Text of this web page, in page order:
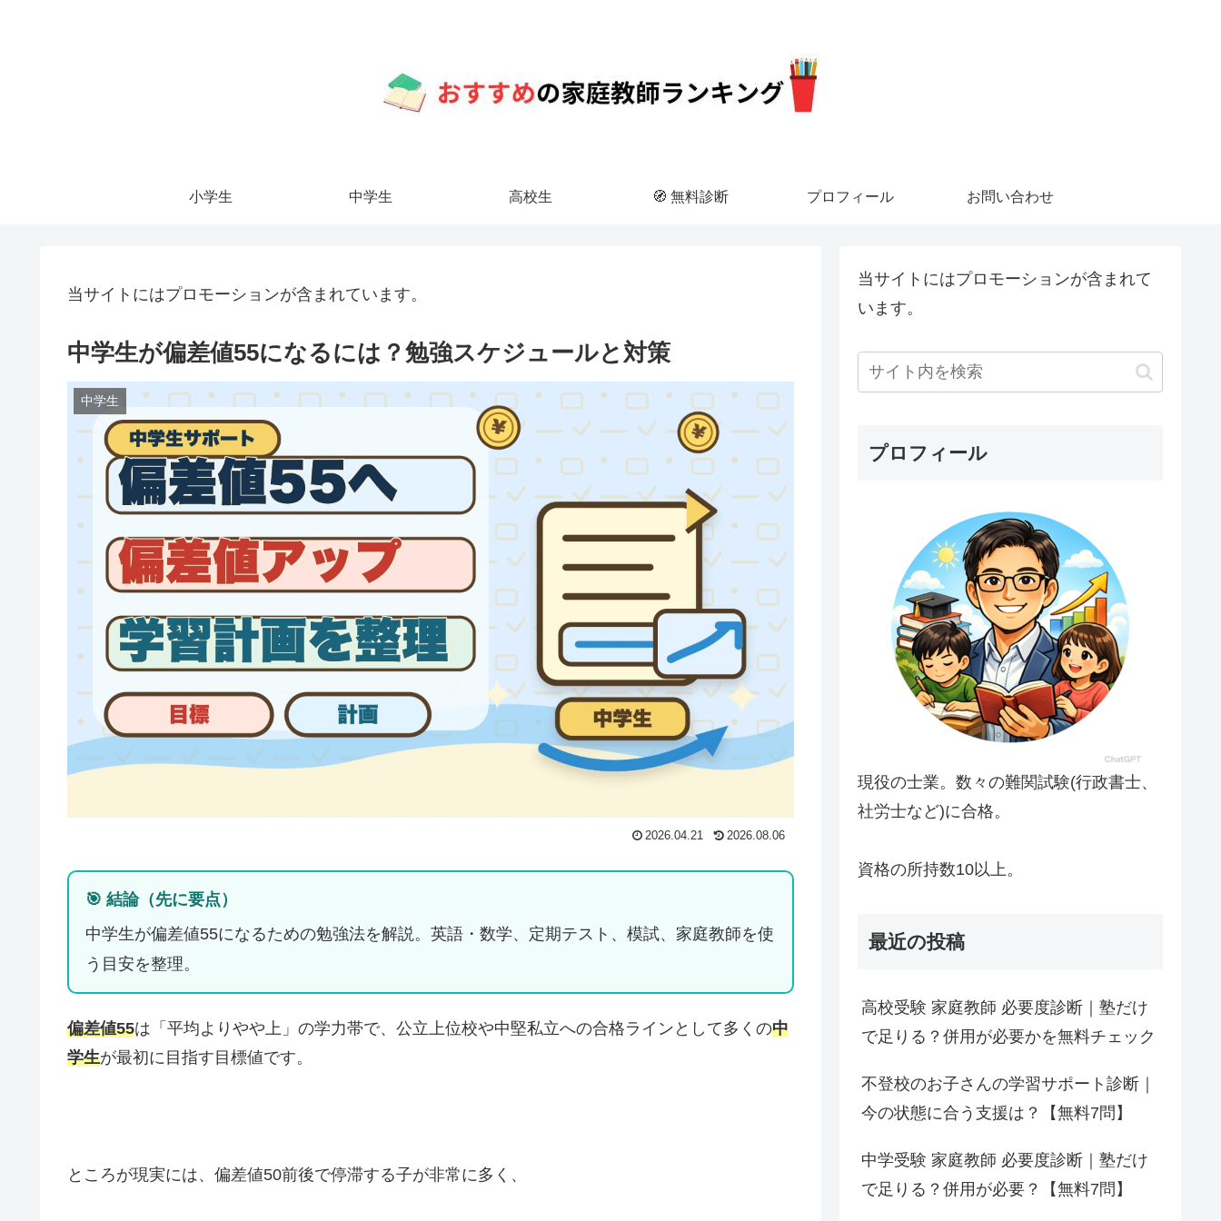
小学生 中学生 高校生 🧭 無料診断 プロフィール お問い合わせ
当サイトにはプロモーションが含まれています。
中学生が偏差値55になるには？勉強スケジュールと対策
中学生
2026.04.21 2026.08.06
🎯 結論（先に要点）
中学生が偏差値55になるための勉強法を解説。英語・数学、定期テスト、模試、家庭教師を使
う目安を整理。
偏差値55は「平均よりやや上」の学力帯で、公立上位校や中堅私立への合格ラインとして多くの中
学生が最初に目指す目標値です。
ところが現実には、偏差値50前後で停滞する子が非常に多く、
当サイトにはプロモーションが含まれて
います。
プロフィール
現役の士業。数々の難関試験(行政書士、
社労士など)に合格。
資格の所持数10以上。
最近の投稿
高校受験 家庭教師 必要度診断｜塾だけ
で足りる？併用が必要かを無料チェック
不登校のお子さんの学習サポート診断｜
今の状態に合う支援は？【無料7問】
中学受験 家庭教師 必要度診断｜塾だけ
で足りる？併用が必要？【無料7問】